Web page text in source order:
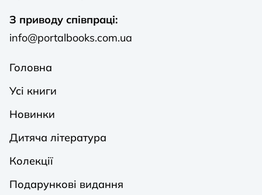
З приводу співпраці:
info@portalbooks.com.ua
Головна
Усі книги
Новинки
Дитяча література
Колекції
Подарункові видання